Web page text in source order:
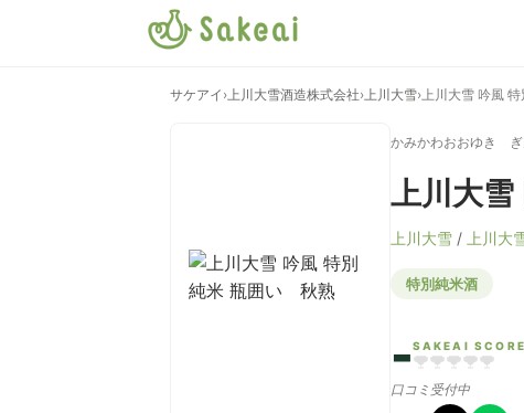
サケアイ ›上川大雪酒造株式会社›上川大雪›上川大雪 吟風
かみかわおおゆき
上川大
上川大雪 / 上川大
特別純米酒
-SAKEAI SCORE
口コミ受付中